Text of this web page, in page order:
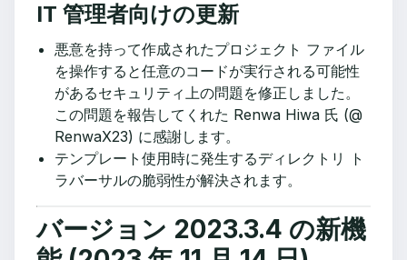
IT 管理者向けの更新
悪意を持って作成されたプロジェクト ファイル
を操作すると任意のコードが実行される可能性
があるセキュリティ上の問題を修正しました。
この問題を報告してくれた Renwa Hiwa 氏 (@
RenwaX23) に感謝します。
テンプレート使用時に発生するディレクトリ ト
ラバーサルの脆弱性が解決されます。
バージョン 2023.3.4 の新機